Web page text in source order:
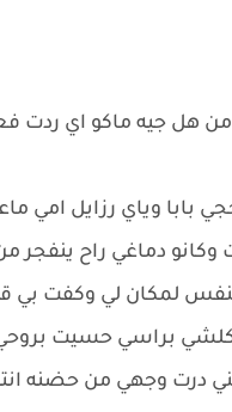
هل جيه ماكو اي ردت
بابا وياي رزايل
دماغي راح ينفجر من
براسي حسيت
درت وجهي من حضنه